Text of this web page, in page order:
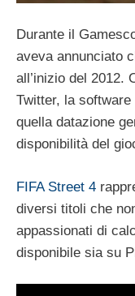
Durante il
aveva annunciato
all’inizio del 2012.
Twitter, la
quella datazione
disponibilità del
FIFA Street 4
diversi titoli che
appassionati di
disponibile sia su